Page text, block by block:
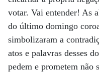
votar. Vai entender! As
do último domingo
simbolizaram a
atos e palavras desses
pedem e prometem não